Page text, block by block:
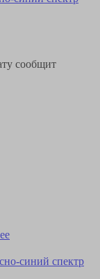
сообщит